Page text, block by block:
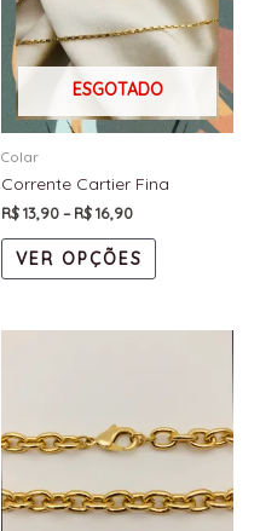
ESGOTADO
Colar
Corrente Cartier Fina
R$13,90–R$16,90
VER OPÇÕES